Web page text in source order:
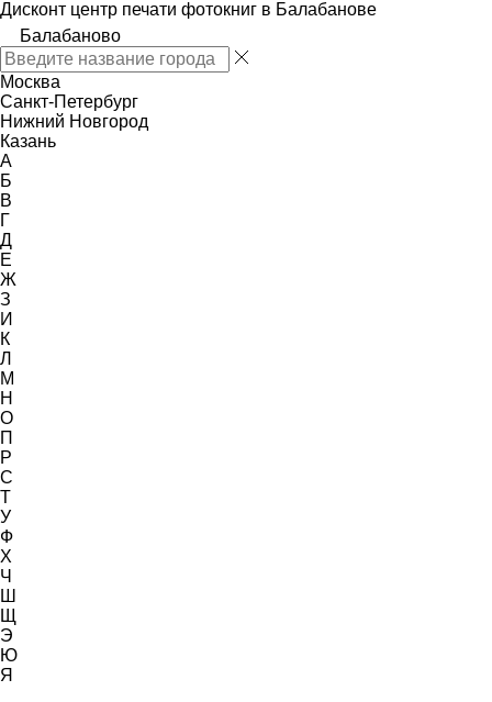
Дисконт центр печати фотокниг в Балабанове
Балабаново
Москва
Санкт-Петербург
Нижний Новгород
Казань
А
Б
В
Г
Д
Е
Ж
З
И
К
Л
М
Н
О
П
Р
С
Т
У
Ф
Х
Ч
Ш
Щ
Э
Ю
Я